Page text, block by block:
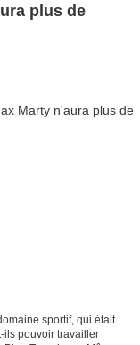
plus de
sportif, qui était
ils pouvoir travailler